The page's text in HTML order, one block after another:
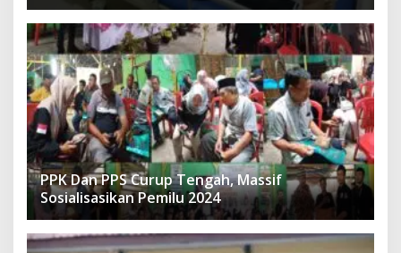
PPK Dan PPS Curup Tengah, Massif
Sosialisasikan Pemilu 2024